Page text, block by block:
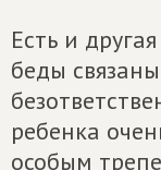
Есть и
беды
ребенка
особым